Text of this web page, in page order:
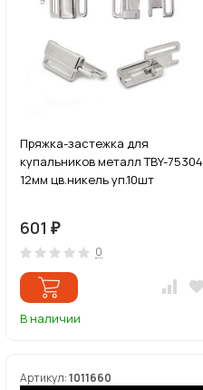
Пряжка-застежка для
купальников металл TBY-75304
12мм цв.никель уп.10шт
601 ₽
0
В наличии
Артикул:1011660